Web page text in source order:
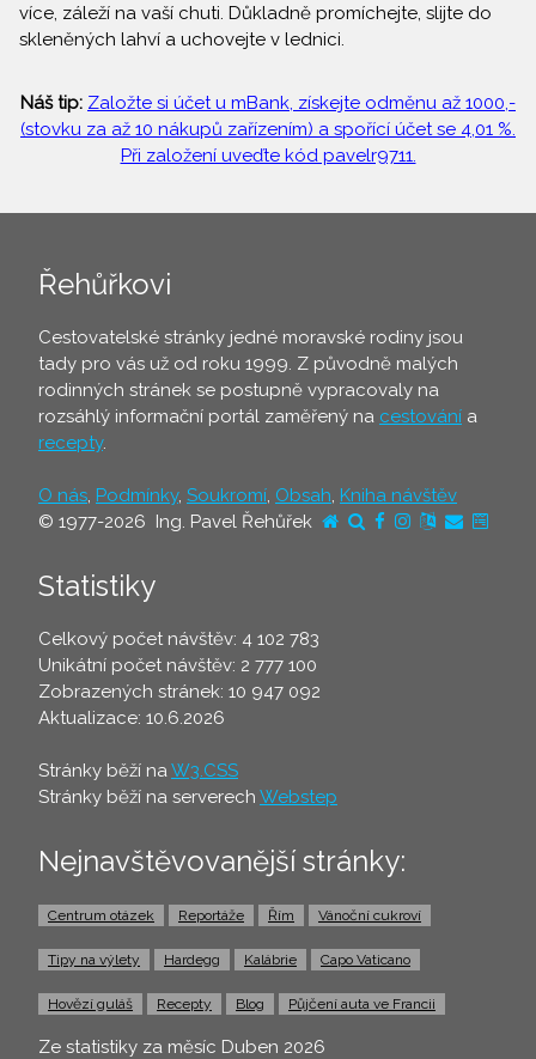
více, záleží na vaší chuti. Důkladně promíchejte, slijte do
skleněných lahví a uchovejte v lednici.
Náš tip: Založte si účet u mBank, získejte odměnu až 1000,-
(stovku za až 10 nákupů zařízením) a spořící účet se 4,01 %.
Při založení uveďte kód pavelr9711.
Řehůřkovi
Cestovatelské stránky jedné moravské rodiny jsou
tady pro vás už od roku 1999. Z původně malých
rodinných stránek se postupně vypracovaly na
rozsáhlý informační portál zaměřený na cestování a
recepty.
O nás, Podmínky, Soukromí, Obsah, Kniha návštěv
© 1977-2026 Ing. Pavel Řehůřek
Statistiky
Celkový počet návštěv: 4 102 783
Unikátní počet návštěv: 2 777 100
Zobrazených stránek: 10 947 092
Aktualizace: 10.6.2026
Stránky běží naW3.CSS
Stránky běží na serverech Webstep
Nejnavštěvovanější stránky:
Centrum otázek Reportáže Řím Vánoční cukroví
Tipy na výlety Hardegg Kalábrie Capo Vaticano
Hovězí guláš Recepty Blog Půjčení auta ve Francii
Ze statistiky za měsíc Duben 2026